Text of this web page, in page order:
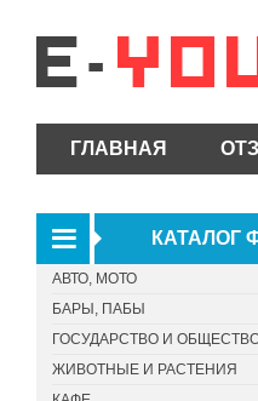
ГЛАВНАЯ
КАТАЛОГ
АВТО, МОТО
БАРЫ, ПАБЫ
ГОСУДАРСТВО И
ЖИВОТНЫЕ И РАСТЕНИЯ